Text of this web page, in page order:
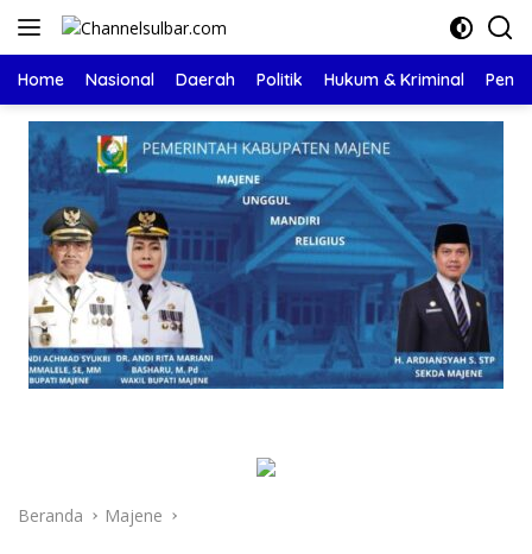
Langsung
Home Nasional Daerah Politik Hukum & Kriminal
Beranda Majene